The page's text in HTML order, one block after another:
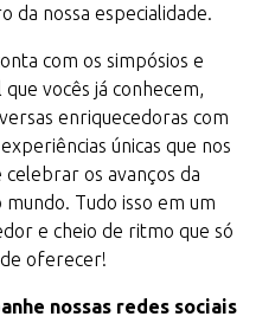
da nossa especialidade.
com os simpósios e
vocês já conhecem,
enriquecedoras com
únicas que nos
os avanços da
Tudo isso em um
e cheio de ritmo que só
oferecer!
nossas redes sociais